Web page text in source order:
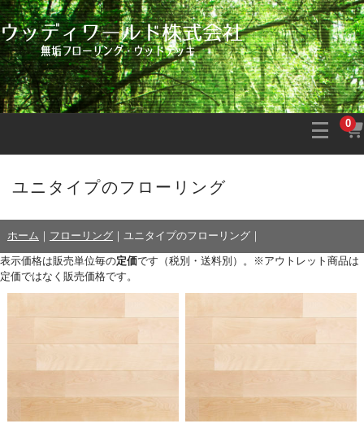
0
ユニタイプのフローリング
ホーム ｜ フローリング｜ ユニタイプのフローリング｜
表示価格は販売単位毎の定価です（税別・送料別）。※アウトレット商品は
定価ではなく販売価格です。